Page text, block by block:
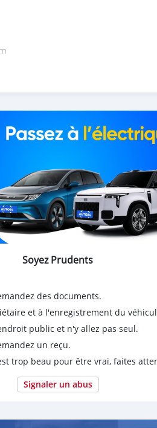
Soyez Prudents
des documents.
et à l'enregistrement du
public et n'y allez pas seul.
un reçu.
trop beau pour être vrai, faites
Signaler un abus